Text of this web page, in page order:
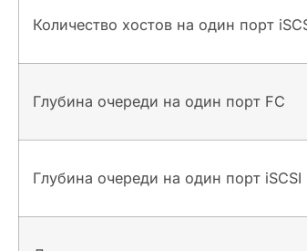
Количество хостов на один порт
Глубина очереди на один порт FC
Глубина очереди на один порт iSCSI